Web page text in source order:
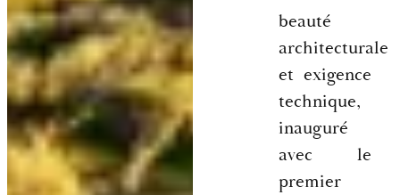
beauté
architecturale
et exigence
technique,
inauguré
avec le
premier